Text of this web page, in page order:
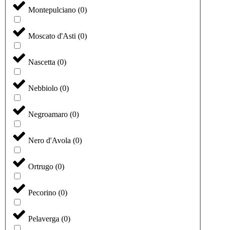
Montepulciano (0)
Moscato d'Asti (0)
Nascetta (0)
Nebbiolo (0)
Negroamaro (0)
Nero d'Avola (0)
Ortrugo (0)
Pecorino (0)
Pelaverga (0)